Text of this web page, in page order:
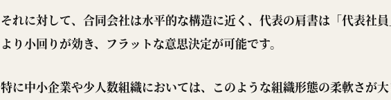
それに対して、合同会社は水平的な構造に近く、代表の肩書は「代表社員
より小回りが効き、フラットな意思決定が可能です。
特に中小企業や少人数組織においては、このような組織形態の柔軟さが